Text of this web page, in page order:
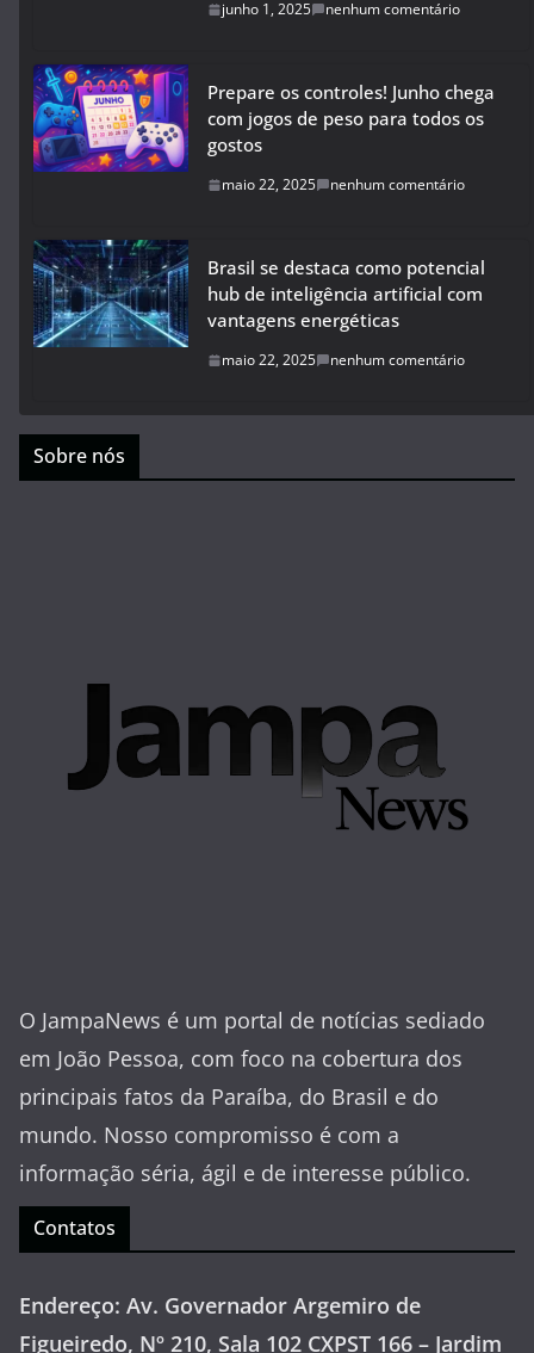
junho 1, 2025 nenhum comentário
Prepare os controles! Junho chega
com jogos de peso para todos os
gostos
maio 22, 2025 nenhum comentário
Brasil se destaca como potencial
hub de inteligência artificial com
vantagens energéticas
maio 22, 2025 nenhum comentário
Sobre nós
O JampaNews é um portal de notícias sediado
em João Pessoa, com foco na cobertura dos
principais fatos da Paraíba, do Brasil e do
mundo. Nosso compromisso é com a
informação séria, ágil e de interesse público.
Contatos
Endereço: Av. Governador Argemiro de
Figueiredo, Nº 210, Sala 102 CXPST 166 – Jardim